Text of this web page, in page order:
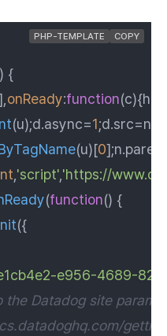
) {
onReady:function(c){h.
(u);d.async=1;d.src=n
(u)[0];n.
'script' 'https://
(function() {
({
e956-4689-
Datadog site
PHP-TEMPLATE COPY